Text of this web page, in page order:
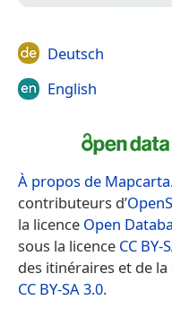
Deutsch
English
À propos de Mapcarta
contributeurs d’
la licence Open
sous la licence CC BY-
des itinéraires et de
CC BY-SA 3.0.